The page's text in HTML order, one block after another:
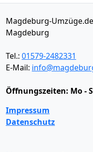
Magdeburg-Umzüge.de
Magdeburg
Tel.: 01579-2482331
E-Mail:
Öffnungszeiten: Mo -
Impressum
Datenschutz